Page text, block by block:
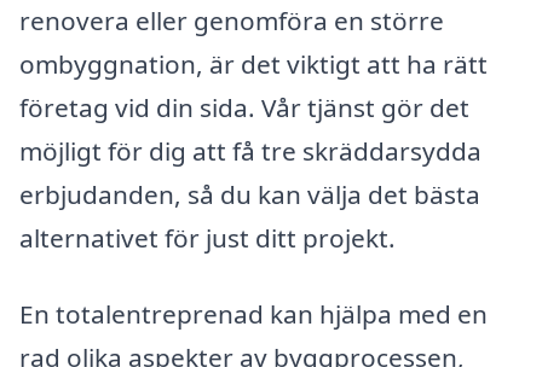
renovera eller genomföra en större
ombyggnation, är det viktigt att ha rätt
företag vid din sida. Vår tjänst gör det
möjligt för dig att få tre skräddarsydda
erbjudanden, så du kan välja det bästa
alternativet för just ditt projekt.
En totalentreprenad kan hjälpa med en
rad olika aspekter av byggprocessen,